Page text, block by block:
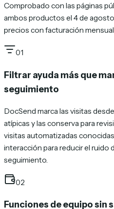
Comprobado con las páginas
ambos productos el 4 de
precios con facturación
01
Filtrar ayuda más que
seguimiento
DocSend marca las visitas
atípicas y las conserva para
visitas automatizadas
interacción para reducir el ruido
seguimiento.
02
Funciones de equipo sin